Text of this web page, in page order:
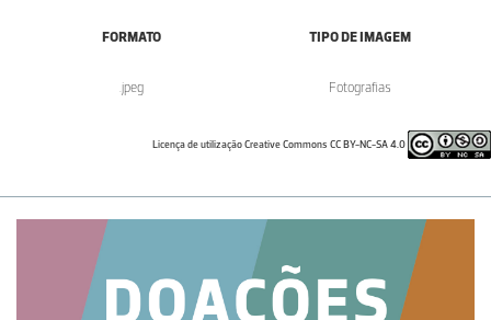
FORMATO
.jpeg
TIPO DE IMAGEM
Fotografias
Licença de utilização Creative Commons CC BY-NC-SA 4.0